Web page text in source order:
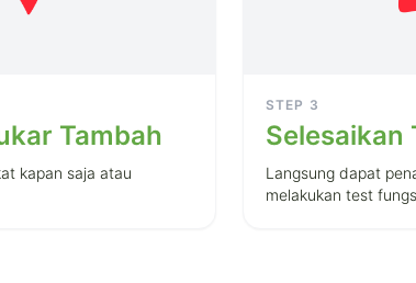
Tambah
kapan saja atau
STEP 3
Selesaikan
Langsung dapat
melakukan test